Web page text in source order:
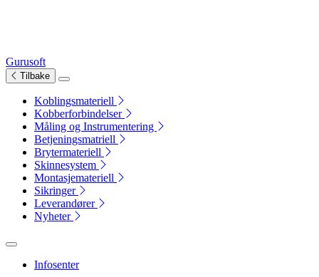
Gurusoft
Tilbake
Koblingsmateriell
Kobberforbindelser
Måling og Instrumentering
Betjeningsmatriell
Brytermateriell
Skinnesystem
Montasjemateriell
Sikringer
Leverandører
Nyheter
Infosenter